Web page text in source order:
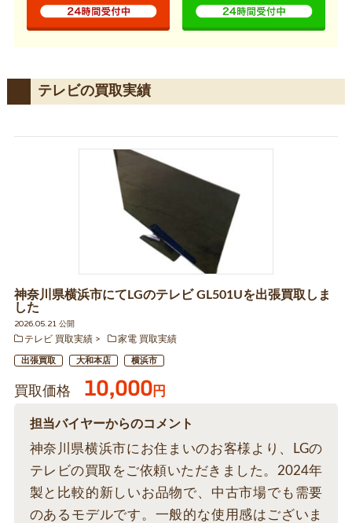
テレビの買取実績
神奈川県横浜市にてLGのテレビ GL501Uを出張買取しま
した
2026.05.21 公開
テレビ 買取実績
家電 買取実績
出張買取 大和本店 横浜市
買取価格 10,000円
担当バイヤーからのコメント
神奈川県横浜市にお住まいのお客様より、LGの
テレビの買取をご依頼いただきました。2024年
製と比較的新しいお品物で、中古市場でも需要
のあるモデルです。一般的な使用感はございま